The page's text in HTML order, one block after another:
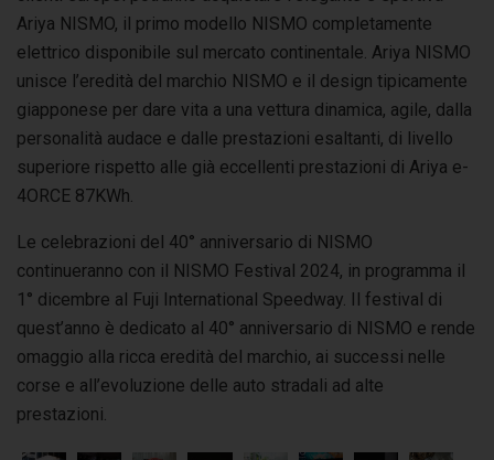
Ariya NISMO, il primo modello NISMO completamente
elettrico disponibile sul mercato continentale. Ariya NISMO
unisce l’eredità del marchio NISMO e il design tipicamente
giapponese per dare vita a una vettura dinamica, agile, dalla
personalità audace e dalle prestazioni esaltanti, di livello
superiore rispetto alle già eccellenti prestazioni di Ariya e-
4ORCE 87KWh.
Le celebrazioni del 40° anniversario di NISMO
continueranno con il NISMO Festival 2024, in programma il
1° dicembre al Fuji International Speedway. Il festival di
quest’anno è dedicato al 40° anniversario di NISMO e rende
omaggio alla ricca eredità del marchio, ai successi nelle
corse e all’evoluzione delle auto stradali ad alte
prestazioni.